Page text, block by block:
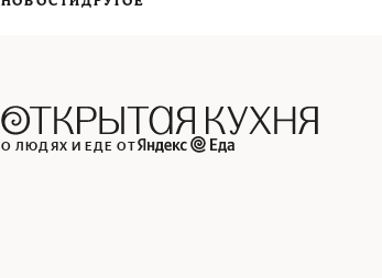
О ЛЮДЯХ И ЕДЕ ОТ